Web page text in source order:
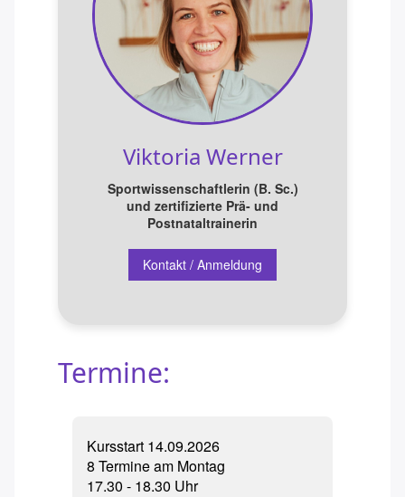
Viktoria Werner
Sportwissenschaftlerin (B. Sc.)
und zertifizierte Prä- und
Postnataltrainerin
Kontakt / Anmeldung
Termine:
Kursstart 14.09.2026
8 Termine am Montag
17.30 - 18.30 Uhr